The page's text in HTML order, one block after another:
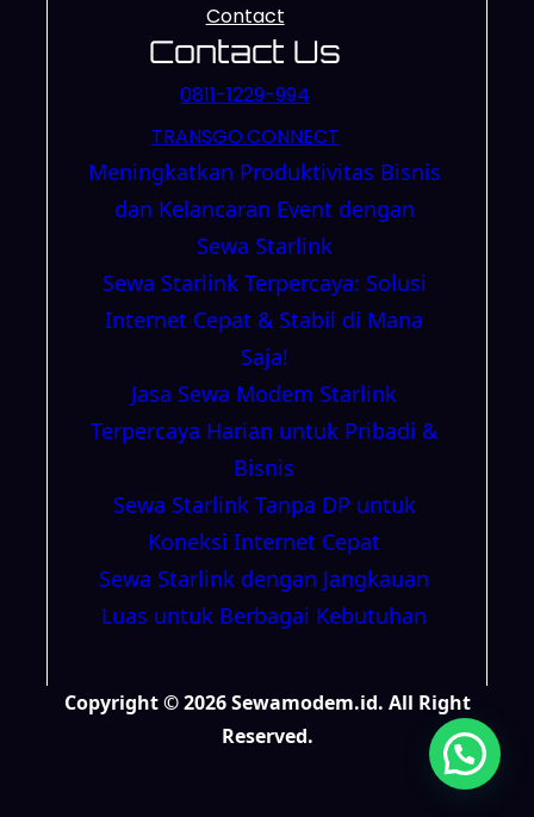
Contact
Contact Us
0811-1229-994
TRANSGO.CONNECT
Meningkatkan Produktivitas Bisnis
dan Kelancaran Event dengan
Sewa Starlink
Sewa Starlink Terpercaya: Solusi
Internet Cepat & Stabil di Mana
Saja!
Jasa Sewa Modem Starlink
Terpercaya Harian untuk Pribadi &
Bisnis
Sewa Starlink Tanpa DP untuk
Koneksi Internet Cepat
Sewa Starlink dengan Jangkauan
Luas untuk Berbagai Kebutuhan
Copyright © 2026 Sewamodem.id. All Right
Reserved.